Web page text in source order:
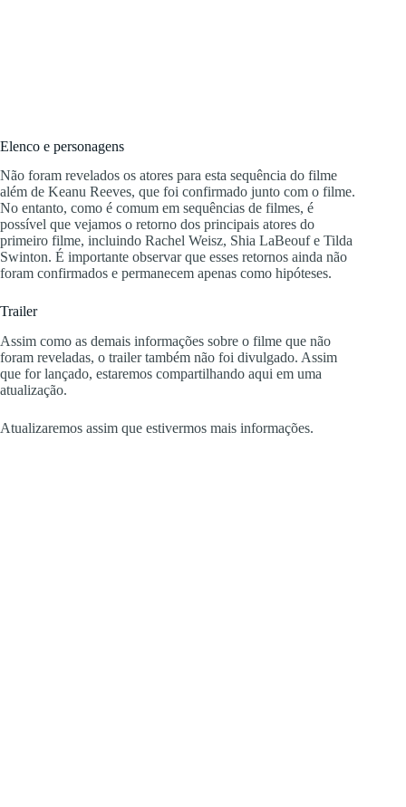
Elenco e personagens
Não foram revelados os atores para esta sequência do filme
além de Keanu Reeves, que foi confirmado junto com o filme.
No entanto, como é comum em sequências de filmes, é
possível que vejamos o retorno dos principais atores do
primeiro filme, incluindo Rachel Weisz, Shia LaBeouf e Tilda
Swinton. É importante observar que esses retornos ainda não
foram confirmados e permanecem apenas como hipóteses.
Trailer
Assim como as demais informações sobre o filme que não
foram reveladas, o trailer também não foi divulgado. Assim
que for lançado, estaremos compartilhando aqui em uma
atualização.
Atualizaremos assim que estivermos mais informações.